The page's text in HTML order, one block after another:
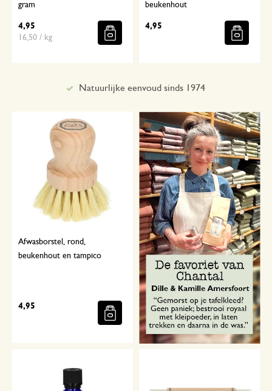
gram
4,95
16,50 / kg
beukenhout
4,95
Afwasborstel, rond,
beukenhout en tampico
4,95
Met aandacht geselecteerd